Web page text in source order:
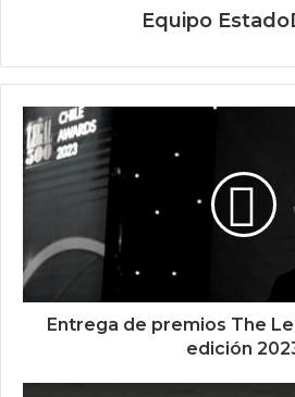
Equipo
Entrega de premios The
edición